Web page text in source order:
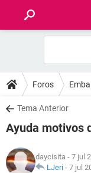
FOROS
SALUD
FAMILIA
NUTRICIÓN
Foros
Tema Anterior
Ayuda motivos
daycisita - 7 jul
LJeri - 7 jul